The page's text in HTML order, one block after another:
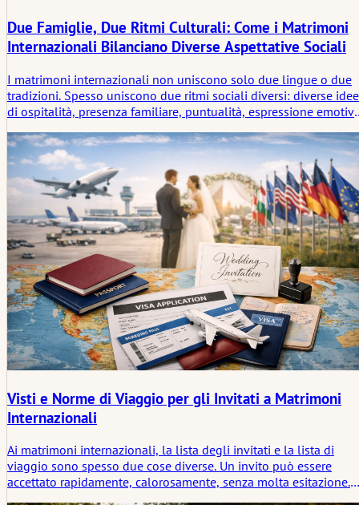
Due Famiglie, Due Ritmi Culturali: Come i Matrimoni
Internazionali Bilanciano Diverse Aspettative Sociali
I matrimoni internazionali non uniscono solo due lingue o due
tradizioni. Spesso uniscono due ritmi sociali diversi: diverse idee
di ospitalità, presenza familiare, puntualità, espressione
Questo articolo esamina come le coppie bilanciano queste
differenze senza appiattire nessuna delle due parti.
Visti e Norme di Viaggio per gli Invitati a Matrimoni
Internazionali
Ai matrimoni internazionali, la lista degli invitati e la lista di
viaggio sono spesso due cose diverse. Un invito può essere
accettato rapidamente, calorosamente, senza molta esitazione.